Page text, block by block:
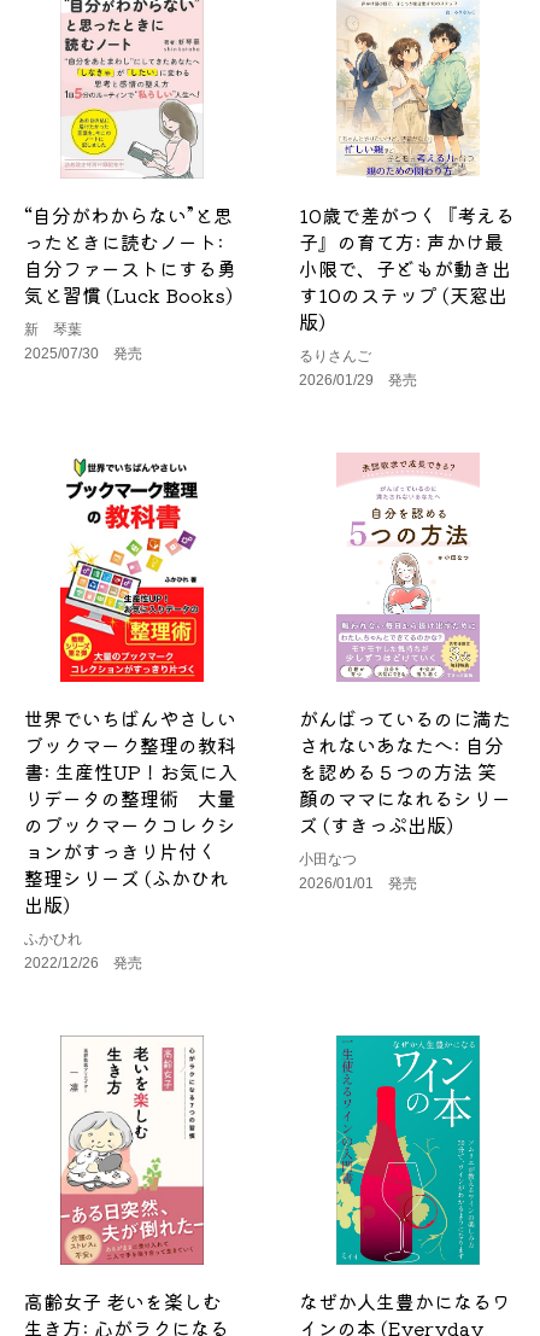
“自分がわからない”と思
ったときに読むノート:
自分ファーストにする勇
気と習慣 (Luck Books)
新 琴葉
2025/07/30 発売
10歳で差がつく『考える
子』の育て方: 声かけ最
小限で、子どもが動き出
す10のステップ (天窓出
版)
るりさんご
2026/01/29 発売
世界でいちばんやさしい
ブックマーク整理の教科
書: 生産性UP！お気に入
りデータの整理術 大量
のブックマークコレクシ
ョンがすっきり片付く
整理シリーズ (ふかひれ
出版)
ふかひれ
2022/12/26 発売
がんばっているのに満た
されないあなたへ: 自分
を認める５つの方法 笑
顔のママになれるシリー
ズ (すきっぷ出版)
小田なつ
2026/01/01 発売
高齢女子 老いを楽しむ
生き方: 心がラクになる
なぜか人生豊かになるワ
インの本 (Everyday